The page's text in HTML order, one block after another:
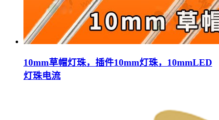
10mm草帽灯珠，插件10mm灯珠，10mmLED
灯珠电流